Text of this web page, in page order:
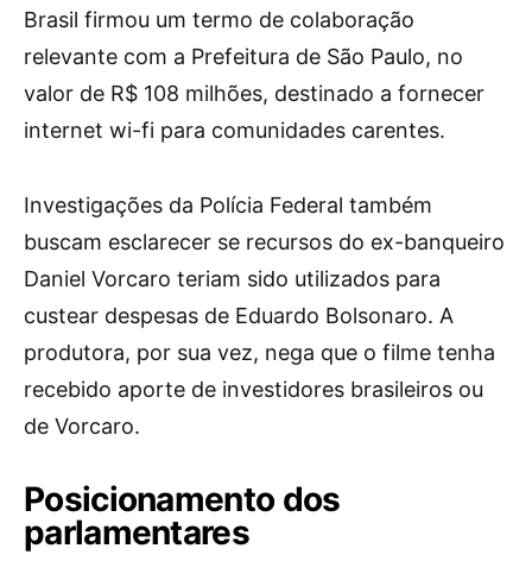
Brasil firmou um termo de colaboração
relevante com a Prefeitura de São Paulo, no
valor de R$ 108 milhões, destinado a fornecer
internet wi-fi para comunidades carentes.
Investigações da Polícia Federal também
buscam esclarecer se recursos do ex-banqueiro
Daniel Vorcaro teriam sido utilizados para
custear despesas de Eduardo Bolsonaro. A
produtora, por sua vez, nega que o filme tenha
recebido aporte de investidores brasileiros ou
de Vorcaro.
Posicionamento dos
parlamentares